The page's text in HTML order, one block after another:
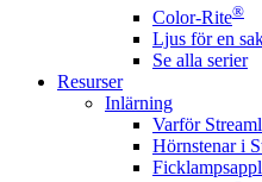
Color-Rite®
Ljus för en
Se alla serier
Resurser
Inlärning
Varför
Hörnstenar i